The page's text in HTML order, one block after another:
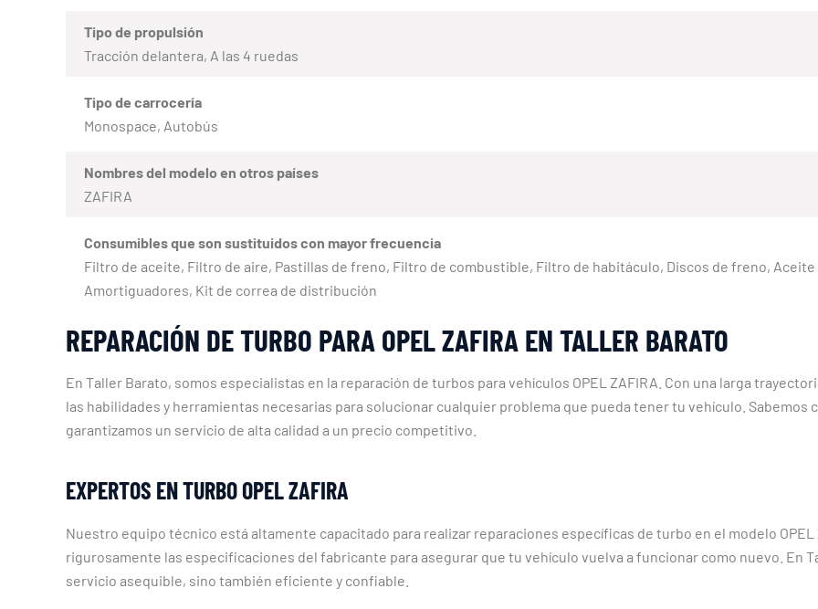
Tipo de propulsión
Tracción delantera, A las 4 ruedas
Tipo de carrocería
Monospace, Autobús
Nombres del modelo en otros países
ZAFIRA
Consumibles que son sustituidos con mayor frecuencia
Filtro de aceite, Filtro de aire, Pastillas de freno, Filtro de combustible, Filtro de habitáculo, Discos de freno,
Amortiguadores, Kit de correa de distribución
REPARACIÓN DE TURBO PARA OPEL ZAFIRA EN TALLER BARATO
En Taller Barato, somos especialistas en la reparación de turbos para vehículos OPEL ZAFIRA. Con una larga
las habilidades y herramientas necesarias para solucionar cualquier problema que pueda tener tu vehículo. Sabemos
garantizamos un servicio de alta calidad a un precio competitivo.
EXPERTOS EN TURBO OPEL ZAFIRA
Nuestro equipo técnico está altamente capacitado para realizar reparaciones específicas de turbo en el modelo
rigurosamente las especificaciones del fabricante para asegurar que tu vehículo vuelva a funcionar como nuevo. En
servicio asequible, sino también eficiente y confiable.